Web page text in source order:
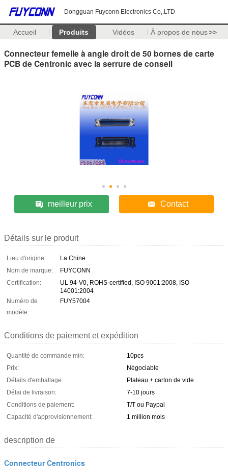
Dongguan Fuyconn Electronics Co,.LTD
Accueil Produits Vidéos À propos de nous>>
Connecteur femelle à angle droit de 50 bornes de carte
PCB de Centronic avec la serrure de conseil
meilleur prix Contact
Détails sur le produit
Lieu d'origine:
La Chine
Nom de marque:
FUYCONN
Certification:
UL 94-V0, ROHS-certified, ISO 9001:2008, ISO
14001:2004
Numéro de
modèle:
FUY57004
Conditions de paiement et expédition
Quantité de commande min:
10pcs
Prix:
Négociable
Détails d'emballage:
Plateau + carton de vide
Délai de livraison:
7-10 jours
Conditions de paiement:
T/T ou Paypal
Capacité d'approvisionnement:
1 million mois
description de
Connecteur Centronics